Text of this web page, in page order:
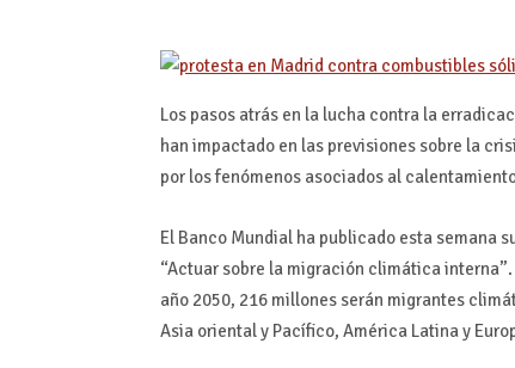
Los pasos atrás en la lucha contra la
han impactado en las previsiones sobre la
por los fenómenos asociados al
El Banco Mundial ha publicado esta semana
“Actuar sobre la migración climática
año 2050, 216 millones serán migrantes
Asia oriental y Pacífico, América Latina y